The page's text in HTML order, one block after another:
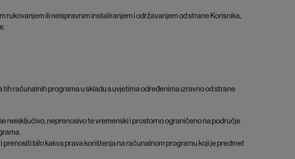
ili neispravnim instaliranjem i održavanjem od strane Korisnika,
računalnih programa u skladu s uvjetima određenima izravno od strane
neisključivo, neprenosivo te vremenski i prostorno ograničeno na područje
bilo kakva prava korištenja na računalnom programu koji je predmet